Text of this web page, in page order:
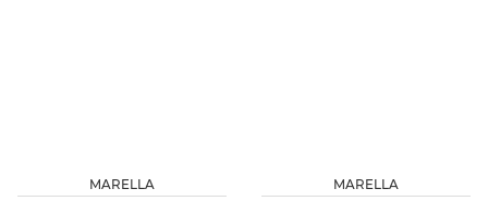
MARELLA MARELLA